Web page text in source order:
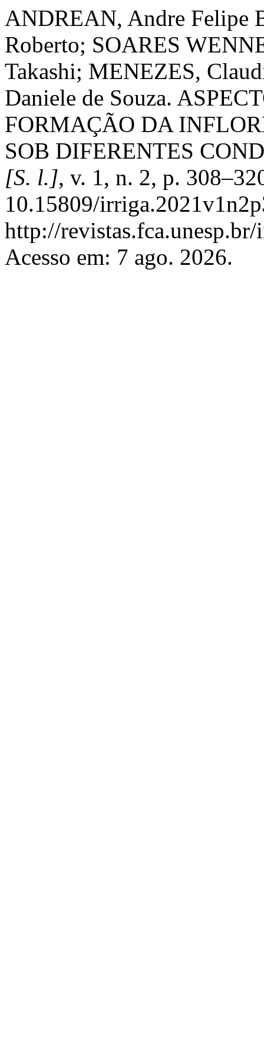
ANDREAN, Andre Felipe
Roberto; SOARES
Takashi; MENEZES,
Daniele de Souza.
FORMAÇÃO DA
SOB DIFERENTES
[S. l.], v. 1, n. 2, p.
10.15809/
http://
Acesso em: 7 ago. 2026.